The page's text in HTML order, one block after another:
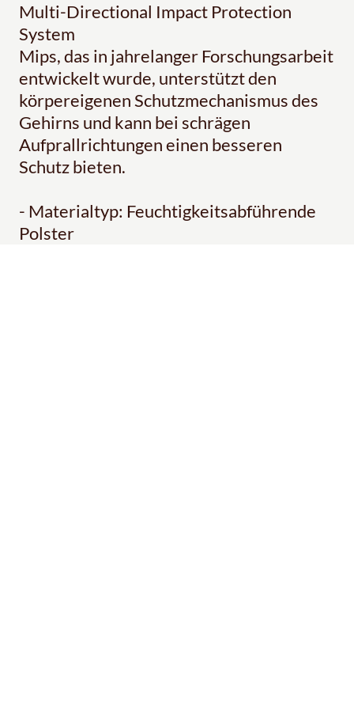
Multi-Directional Impact Protection
System
Mips, das in jahrelanger Forschungsarbeit
entwickelt wurde, unterstützt den
körpereigenen Schutzmechanismus des
Gehirns und kann bei schrägen
Aufprallrichtungen einen besseren
Schutz bieten.
- Materialtyp: Feuchtigkeitsabführende
Polster